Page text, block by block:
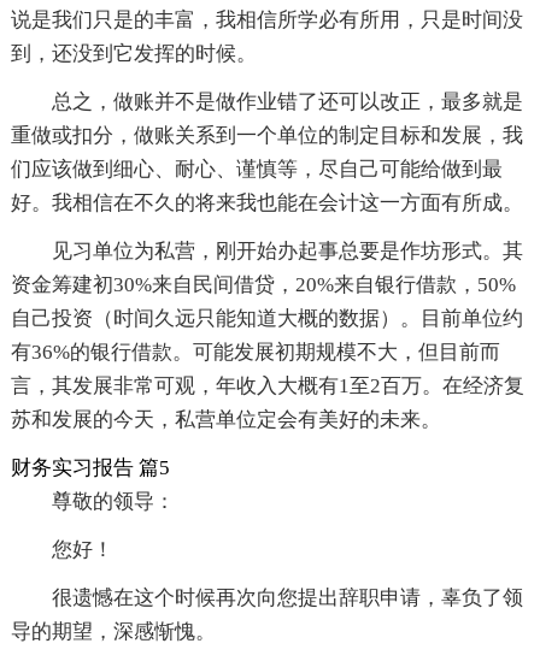
说是我们只是的丰富，我相信所学必有所用，只是时间没
到，还没到它发挥的时候。
总之，做账并不是做作业错了还可以改正，最多就是
重做或扣分，做账关系到一个单位的制定目标和发展，我
们应该做到细心、耐心、谨慎等，尽自己可能给做到最
好。我相信在不久的将来我也能在会计这一方面有所成。
见习单位为私营，刚开始办起事总要是作坊形式。其
资金筹建初30%来自民间借贷，20%来自银行借款，50%
自己投资（时间久远只能知道大概的数据）。目前单位约
有36%的银行借款。可能发展初期规模不大，但目前而
言，其发展非常可观，年收入大概有1至2百万。在经济复
苏和发展的今天，私营单位定会有美好的未来。
财务实习报告 篇5
尊敬的领导：
您好！
很遗憾在这个时候再次向您提出辞职申请，辜负了领
导的期望，深感惭愧。